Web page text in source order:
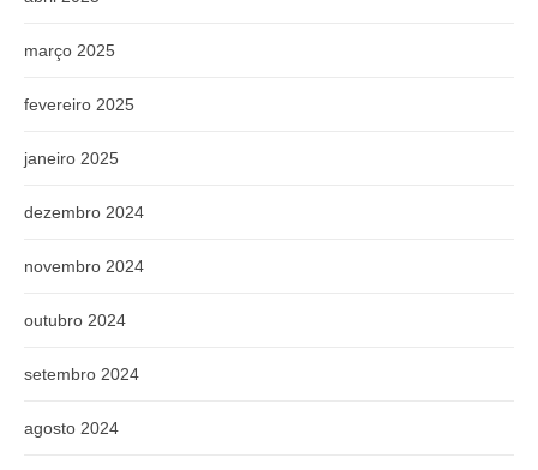
março 2025
fevereiro 2025
janeiro 2025
dezembro 2024
novembro 2024
outubro 2024
setembro 2024
agosto 2024